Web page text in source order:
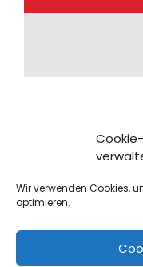
Wir verwenden Cookies,
optimieren.